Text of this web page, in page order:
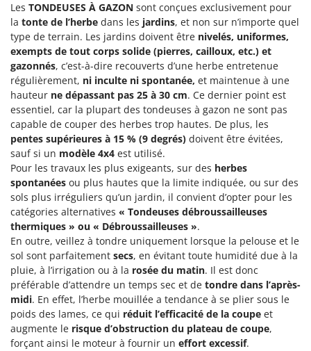
Les TONDEUSES À GAZON sont conçues exclusivement pour
la tonte de l’herbe dans les jardins, et non sur n’importe quel
type de terrain. Les jardins doivent être nivelés, uniformes,
exempts de tout corps solide (pierres, cailloux, etc.) et
gazonnés, c’est-à-dire recouverts d’une herbe entretenue
régulièrement, ni inculte ni spontanée, et maintenue à une
hauteur ne dépassant pas 25 à 30 cm. Ce dernier point est
essentiel, car la plupart des tondeuses à gazon ne sont pas
capable de couper des herbes trop hautes. De plus, les
pentes supérieures à 15 % (9 degrés) doivent être évitées,
sauf si un modèle 4x4 est utilisé.
Pour les travaux les plus exigeants, sur des herbes
spontanées ou plus hautes que la limite indiquée, ou sur des
sols plus irréguliers qu’un jardin, il convient d’opter pour les
catégories alternatives « Tondeuses débroussailleuses
thermiques » ou « Débroussailleuses ».
En outre, veillez à tondre uniquement lorsque la pelouse et le
sol sont parfaitement secs, en évitant toute humidité due à la
pluie, à l’irrigation ou à la rosée du matin. Il est donc
préférable d’attendre un temps sec et de tondre dans l’après-
midi. En effet, l’herbe mouillée a tendance à se plier sous le
poids des lames, ce qui réduit l’efficacité de la coupe et
augmente le risque d’obstruction du plateau de coupe,
forçant ainsi le moteur à fournir un effort excessif.